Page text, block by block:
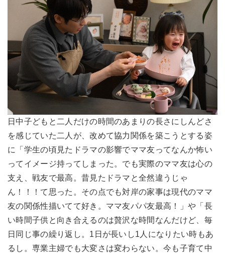
日中子どもと二人だけの時間のあまりの長さにしんどさ
を感じていた二人が、改めて協力関係を築こうとする姿
に「学生の頃見たドラマの影響でママ友ってなんか怖い
ってイメージ持ってしまった。でも実際のママ友は心の
支え、戦友で最高。昔見たドラマと全然違うじゃ
ん！！！て思った。その点でも対岸の家事は現代のママ
友の関係性描いてて好き。ママ友パパ友最高！」や「長
い時間子供と向き合えるのは贅沢な時間なんだけど、毎
日同じ事の繰り返し。1日が長いし1人になりたい時もあ
るし。専業主婦でも大変さは変わらない。今も子育て中